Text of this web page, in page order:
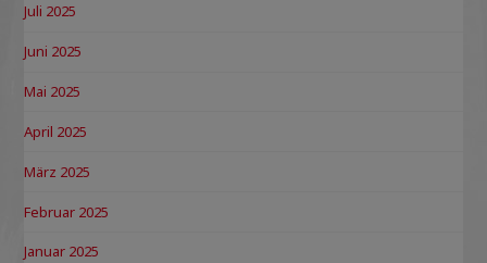
Juli 2025
Juni 2025
Mai 2025
April 2025
März 2025
Februar 2025
Januar 2025